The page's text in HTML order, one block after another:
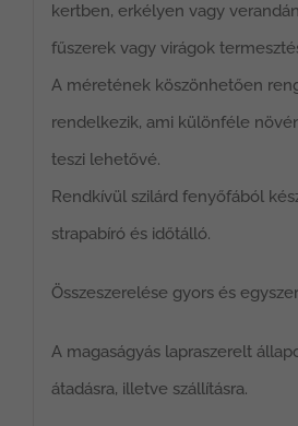
kertben, erkélyen vagy
fűszerek vagy virágok
A méretének köszönhetően
rendelkezik, ami különféle
teszi lehetővé.
Rendkívül szilárd fenyőfából
strapabíró és időtálló.
Összeszerelése gyors és
A magaságyás lapraszerelt
átadásra, illetve szállításra.